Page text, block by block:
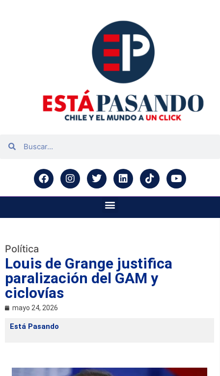
Política
Louis de Grange justifica
paralización del GAM y
ciclovías
mayo 24, 2026
Está Pasando